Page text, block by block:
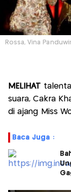
Rossa, Vina
MELIHAT
suara, Cakra
di ajang Miss
Baca Juga :